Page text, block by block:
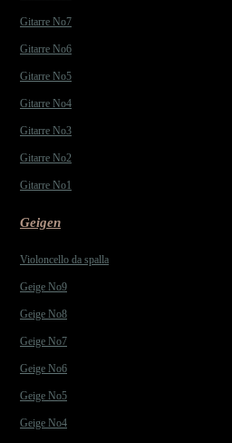
Gitarre No7
Gitarre No6
Gitarre No5
Gitarre No4
Gitarre No3
Gitarre No2
Gitarre No1
Geigen
Violoncello da spalla
Geige No9
Geige No8
Geige No7
Geige No6
Geige No5
Geige No4